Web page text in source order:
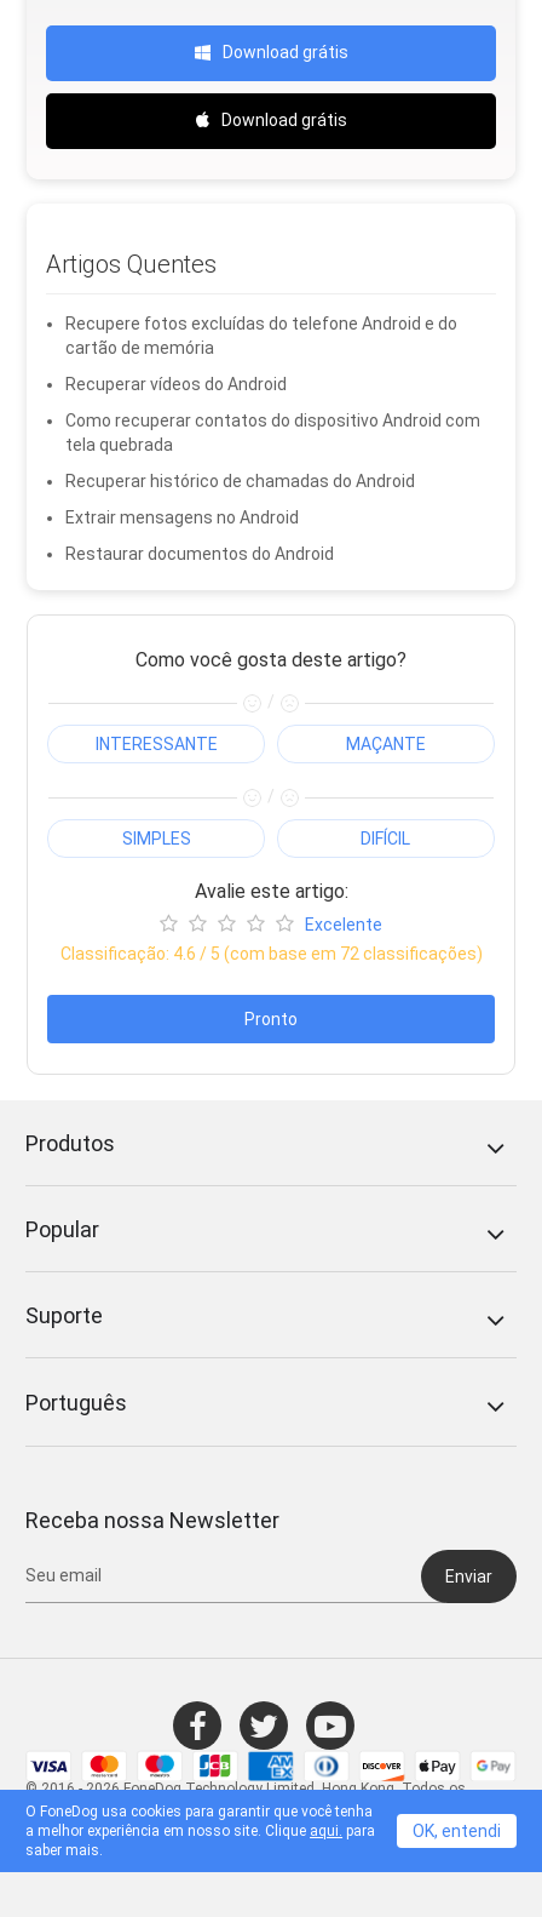
Download grátis
Download grátis
Artigos Quentes
Recupere fotos excluídas do telefone Android e do
cartão de memória
Recuperar vídeos do Android
Como recuperar contatos do dispositivo Android com
tela quebrada
Recuperar histórico de chamadas do Android
Extrair mensagens no Android
Restaurar documentos do Android
Como você gosta deste artigo?
/
INTERESSANTE MAÇANTE
/
SIMPLES DIFÍCIL
Avalie este artigo:
Excelente
Classificação: 4.6 / 5 (com base em 72 classificações)
Pronto
Produtos
Popular
Suporte
Português
Receba nossa Newsletter
Enviar
© 2016 - 2026 FoneDog Technology Limited, Hong Kong. Todos os
direitos reservados.
O FoneDog usa cookies para garantir que você tenha
a melhor experiência em nosso site. Clique aqui. para
saber mais.
OK, entendi